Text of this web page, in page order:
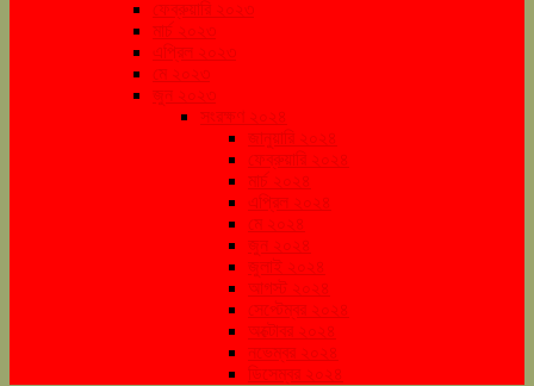
ফেব্রুয়ারি ২০২৩
মার্চ ২০২৩
এপ্রিল ২০২৩
মে ২০২৩
জুন ২০২৩
সংরক্ষণ ২০২৪
জানুয়ারি ২০২৪
ফেব্রুয়ারি ২০২৪
মার্চ ২০২৪
এপ্রিল ২০২৪
মে ২০২৪
জুন ২০২৪
জুলাই ২০২৪
আগস্ট ২০২৪
সেপ্টেম্বর ২০২৪
অক্টোবর ২০২৪
নভেম্বর ২০২৪
ডিসেম্বর ২০২৪